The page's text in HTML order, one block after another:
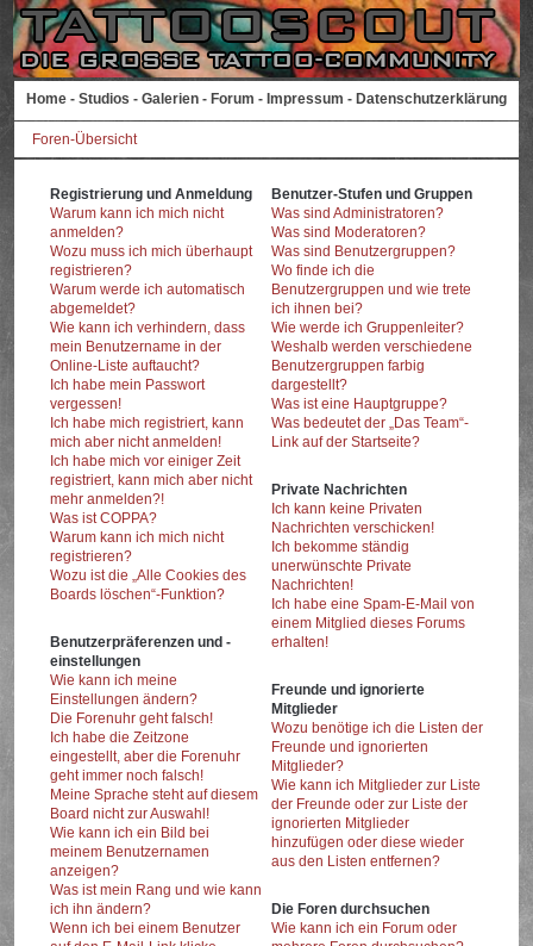
Home - Studios - Galerien - Forum - Impressum - Datenschutzerklärung
Foren-Übersicht
Registrierung und Anmeldung
Warum kann ich mich nicht
anmelden?
Wozu muss ich mich überhaupt
registrieren?
Warum werde ich automatisch
abgemeldet?
Wie kann ich verhindern, dass
mein Benutzername in der
Online-Liste auftaucht?
Ich habe mein Passwort
vergessen!
Ich habe mich registriert, kann
mich aber nicht anmelden!
Ich habe mich vor einiger Zeit
registriert, kann mich aber nicht
mehr anmelden?!
Was ist COPPA?
Warum kann ich mich nicht
registrieren?
Wozu ist die „Alle Cookies des
Boards löschen“-Funktion?
Benutzerpräferenzen und -
einstellungen
Wie kann ich meine
Einstellungen ändern?
Die Forenuhr geht falsch!
Ich habe die Zeitzone
eingestellt, aber die Forenuhr
geht immer noch falsch!
Meine Sprache steht auf diesem
Board nicht zur Auswahl!
Wie kann ich ein Bild bei
meinem Benutzernamen
anzeigen?
Was ist mein Rang und wie kann
ich ihn ändern?
Wenn ich bei einem Benutzer
Benutzer-Stufen und Gruppen
Was sind Administratoren?
Was sind Moderatoren?
Was sind Benutzergruppen?
Wo finde ich die
Benutzergruppen und wie trete
ich ihnen bei?
Wie werde ich Gruppenleiter?
Weshalb werden verschiedene
Benutzergruppen farbig
dargestellt?
Was ist eine Hauptgruppe?
Was bedeutet der „Das Team“-
Link auf der Startseite?
Private Nachrichten
Ich kann keine Privaten
Nachrichten verschicken!
Ich bekomme ständig
unerwünschte Private
Nachrichten!
Ich habe eine Spam-E-Mail von
einem Mitglied dieses Forums
erhalten!
Freunde und ignorierte
Mitglieder
Wozu benötige ich die Listen der
Freunde und ignorierten
Mitglieder?
Wie kann ich Mitglieder zur Liste
der Freunde oder zur Liste der
ignorierten Mitglieder
hinzufügen oder diese wieder
aus den Listen entfernen?
Die Foren durchsuchen
Wie kann ich ein Forum oder